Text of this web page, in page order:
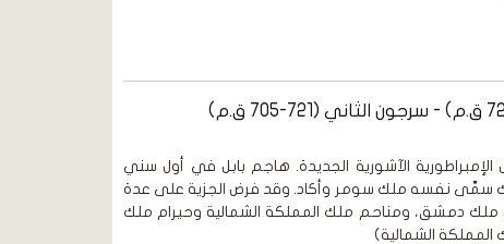
الآشورية الجديدة. هاجم بابل في أول سني
سمَّى نفسه ملك سومر وأكاد. وقد فرض الجزية على عدة
دمشق، ومناحم ملك المملكة الشمالية وحيرام ملك
الشمالية)